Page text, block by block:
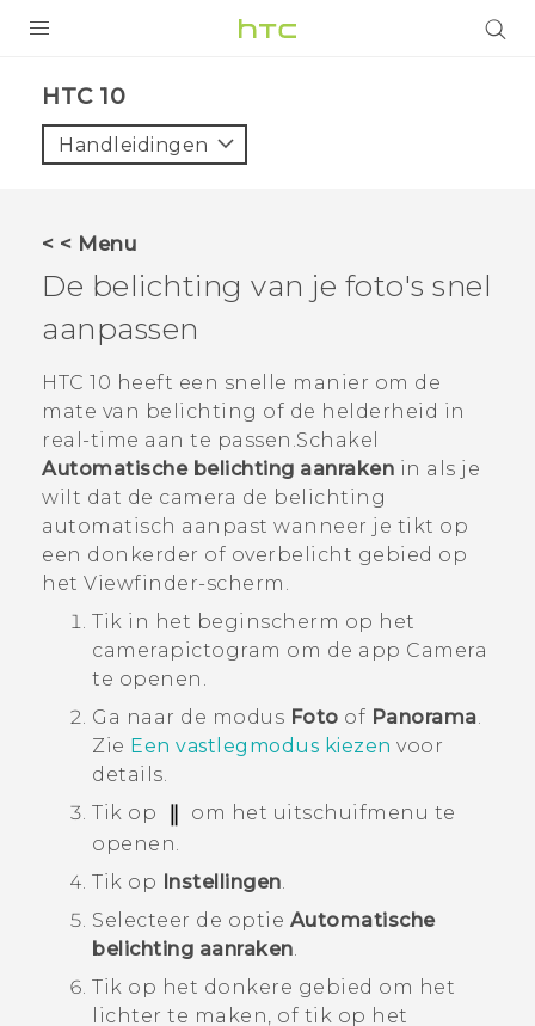
VIVE
AANBIEDINGEN
HTC Club
SUPPORT
HTC-apparaten & -accessoires
VIVERSE
Aanmelden
HTC 10‎
Handleidingen
< < Menu
De belichting van je foto's snel
aanpassen
HTC 10 heeft een snelle manier om de
mate van belichting of de helderheid in
real-time aan te passen.Schakel
Automatische belichting aanraken in als je
wilt dat de camera de belichting
automatisch aanpast wanneer je tikt op
een donkerder of overbelicht gebied op
het Viewfinder-scherm.
Tik in het beginscherm op het
camerapictogram om de app Camera
te openen.
Ga naar de modus Foto of Panorama.
Zie Een vastlegmodus kiezen voor
details.
Tik op
om het uitschuifmenu te
openen.
Tik op Instellingen
Selecteer de optie Automatische
belichting aanraken
Tik op het donkere gebied om het
lichter te maken, of tik op het